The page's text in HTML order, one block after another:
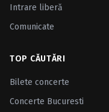
Intrare liberă
Comunicate
TOP CĂUTĂRI
Bilete concerte
Concerte Bucuresti